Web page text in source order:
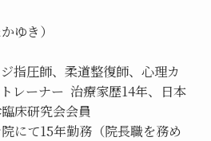
ゆき）
指圧師、柔道整復師、心理カ
レーナー  治療家歴14年、日本
床研究会会員
にて15年勤務（院長職を務め